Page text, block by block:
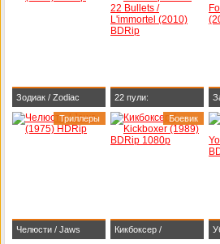
Зодиак / Zodiac
(2007) BDRip
22 пули:
Бессмертный / 22
Bullets / L'immortel
Челюсти / Jaws
Триллеры
Кикбоксер /
Боевик